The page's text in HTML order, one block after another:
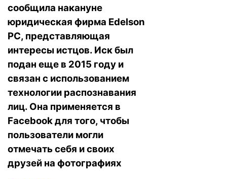
сообщила накануне
юридическая фирма Edelson
PC, представляющая
интересы истцов. Иск был
подан еще в 2015 году и
связан с использованием
технологии распознавания
лиц. Она применяется в
Facebook для того, чтобы
пользователи могли
отмечать себя и своих
друзей на фотографиях